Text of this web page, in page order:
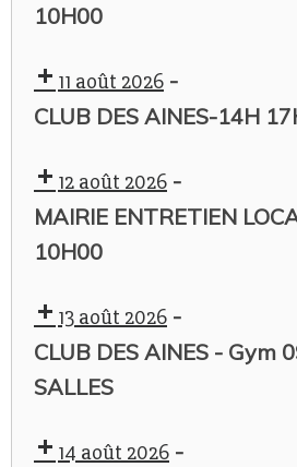
10H00
11 août 2026 -
CLUB DES AINES-14H
12 août 2026 -
MAIRIE ENTRETIEN
10H00
13 août 2026 -
CLUB DES AINES - Gym
SALLES
14 août 2026 -